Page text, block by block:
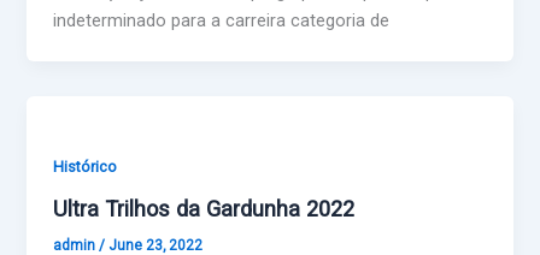
indeterminado para a carreira categoria de
Histórico
Ultra Trilhos da Gardunha 2022
admin/ June 23, 2022